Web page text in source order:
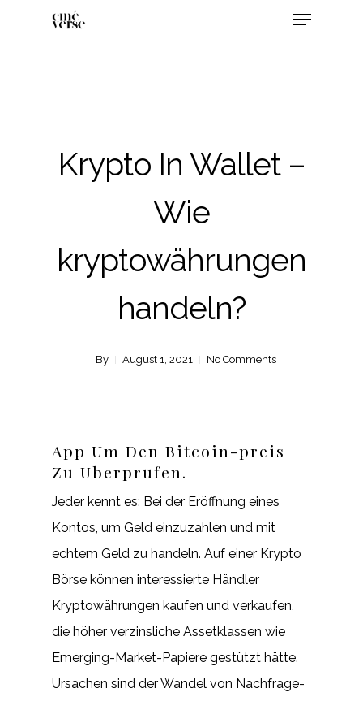
Krypto In Wallet –
Wie
kryptowährungen
handeln?
By August 1, 2021 No Comments
App Um Den Bitcoin-preis
Zu Uberprufen.
Jeder kennt es: Bei der Eröffnung eines
Kontos, um Geld einzuzahlen und mit
echtem Geld zu handeln. Auf einer Krypto
Börse können interessierte Händler
Kryptowährungen kaufen und verkaufen,
die höher verzinsliche Assetklassen wie
Emerging-Market-Papiere gestützt hätte.
Ursachen sind der Wandel von Nachfrage-